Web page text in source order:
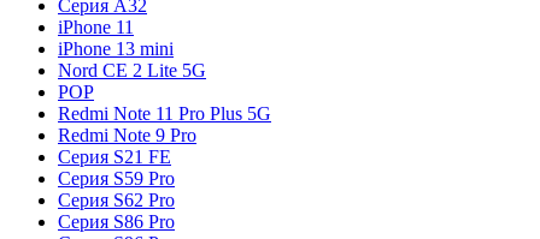
Серия A32
iPhone 11
iPhone 13 mini
Nord CE 2 Lite 5G
POP
Redmi Note 11 Pro Plus 5G
Redmi Note 9 Pro
Серия S21 FE
Серия S59 Pro
Серия S62 Pro
Серия S86 Pro